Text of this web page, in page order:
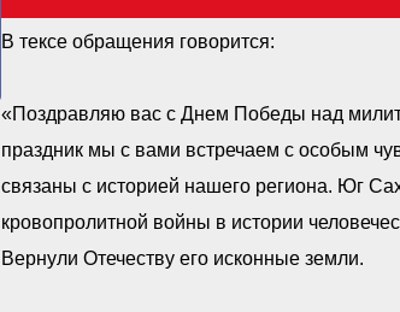
В тексе обращения говорится:
«Поздравляю вас с Днем Победы над
праздник мы с вами встречаем с особым
связаны с историей нашего региона. Юг
кровопролитной войны в истории
Вернули Отечеству его исконные земли.